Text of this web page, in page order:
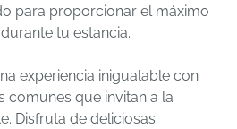
para proporcionar el máximo
tu estancia.
experiencia inigualable con
comunes que invitan a la
Disfruta de deliciosas